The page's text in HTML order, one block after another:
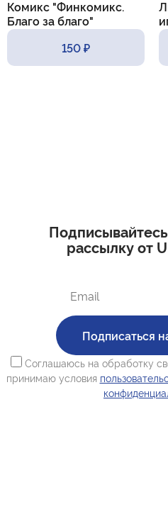
Комикс "Финкомикс.
Благо за благо"
150 ₽
рассылку от
Подписаться
Соглашаюсь на обработку
принимаю условия